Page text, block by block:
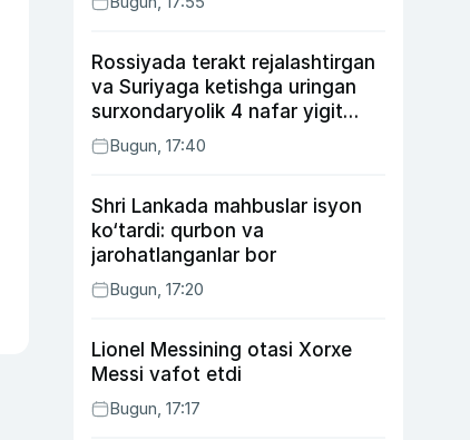
Rossiyada terakt rejalashtirgan
va Suriyaga ketishga uringan
surxondaryolik 4 nafar yigit
qamaldi
Bugun, 17:40
Shri Lankada mahbuslar isyon
ko‘tardi: qurbon va
jarohatlanganlar bor
Bugun, 17:20
Lionel Messining otasi Xorxe
Messi vafot etdi
Bugun, 17:17